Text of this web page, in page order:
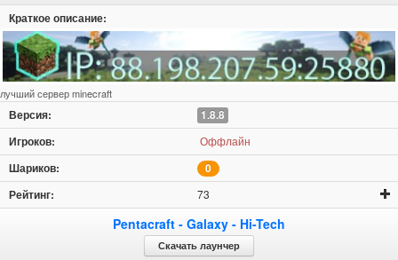
лучший сервер minecraft
1.8.8
Оффлайн
0
73
Pentacraft - Galaxy - Hi-Tech
Скачать лаунчер